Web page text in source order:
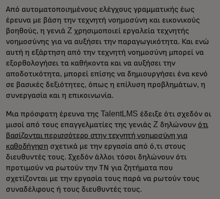
Από αυτοματοποιημένους ελέγχους γραμματικής έως
έρευνα με βάση την τεχνητή νοημοσύνη και εικονικούς
βοηθούς, η γενιά Z χρησιμοποιεί εργαλεία τεχνητής
νοημοσύνης για να αυξήσει την παραγωγικότητα. Και ενώ
αυτή η εξάρτηση από την τεχνητή νοημοσύνη μπορεί να
εξορθολογήσει τα καθήκοντα και να αυξήσει την
αποδοτικότητα, μπορεί επίσης να δημιουργήσει ένα κενό
σε βασικές δεξιότητες, όπως η επίλυση προβλημάτων, η
συνεργασία και η επικοινωνία.
Μια πρόσφατη έρευνα της TalentLMS έδειξε ότι σχεδόν οι
μισοί από τους επαγγελματίες της γενιάς Z δηλώνουν ότι
βασίζονται περισσότερο στην τεχνητή νοημοσύνη για
καθοδήγηση σχετικά με την εργασία από ό,τι στους
διευθυντές τους. Σχεδόν άλλοι τόσοι δηλώνουν ότι
προτιμούν να ρωτούν την ΤΝ για ζητήματα που
σχετίζονται με την εργασία τους παρά να ρωτούν τους
συναδέλφους ή τους διευθυντές τους.